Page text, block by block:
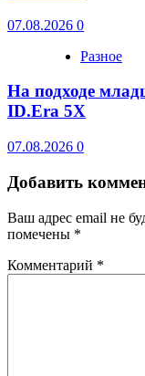
07.08.2026 0
Разное
На подходе
ID.Era 5X
07.08.2026 0
Добавить
Ваш адрес email не
помечены *
Комментарий *